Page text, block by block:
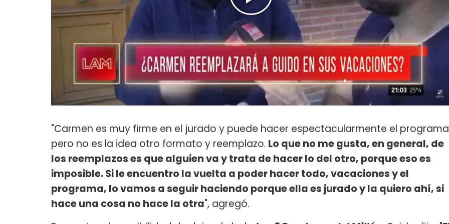
"Carmen es muy firme en el jurado y puede hacer espectacularmente el
pero no es la idea otro formato y reemplazo. Lo que no me gusta, en general, de
los reemplazos es que alguien va y trata de hacer lo del otro, porque eso es
imposible. Si le encuentro la vuelta a poder hacer todo, vacaciones y el
programa, lo vamos a seguir haciendo porque ella es jurado y la quiero ahí, si
hace una cosa no hace la otra", agregó.